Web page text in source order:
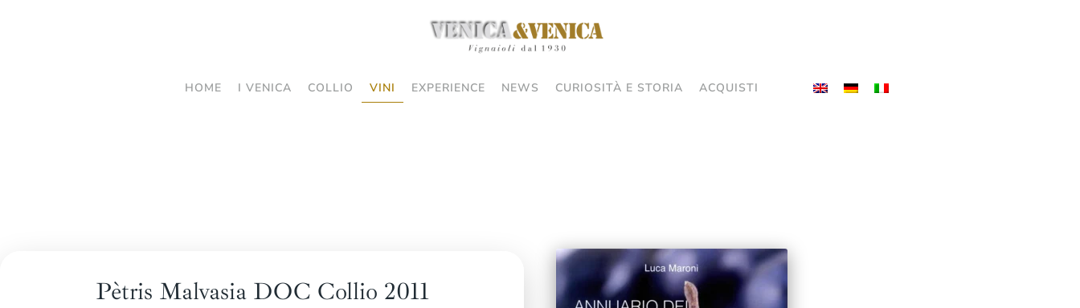
HOME I VENICA COLLIO VINI EXPERIENCE NEWS CURIOSITÀ E STORIA ACQUISTI
Pètris Malvasia DOC Collio 2011